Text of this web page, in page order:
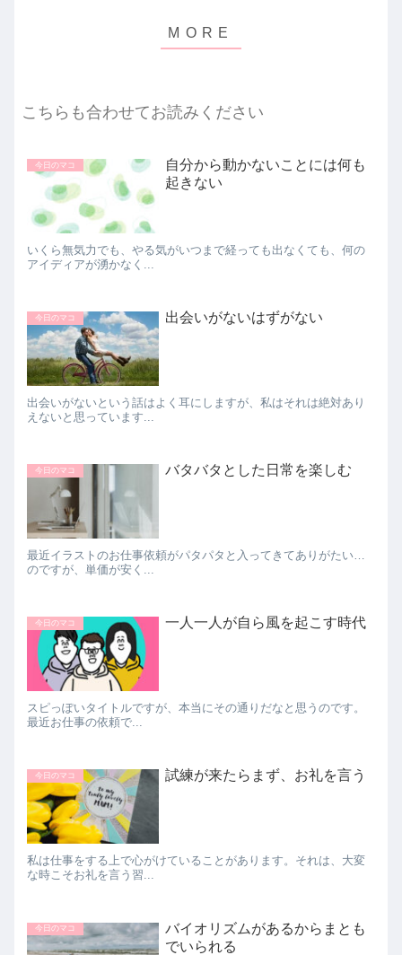
こちらも合わせてお読みください
今日のマコ
自分から動かないことには何も
起きない
いくら無気力でも、やる気がいつまで経っても出なくても、何の
アイディアが湧かなく...
今日のマコ 出会いがないはずがない
出会いがないという話はよく耳にしますが、私はそれは絶対あり
えないと思っています...
今日のマコ バタバタとした日常を楽しむ
最近イラストのお仕事依頼がパタパタと入ってきてありがたい…
のですが、単価が安く...
今日のマコ 一人一人が自ら風を起こす時代
スピっぽいタイトルですが、本当にその通りだなと思うのです。
最近お仕事の依頼で...
今日のマコ 試練が来たらまず、お礼を言う
私は仕事をする上で心がけていることがあります。それは、大変
な時こそお礼を言う習...
今日のマコ
バイオリズムがあるからまとも
でいられる